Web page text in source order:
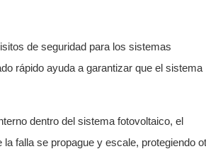
de seguridad para los sistemas
rápido ayuda a garantizar que el sistema
dentro del sistema fotovoltaico, el
falla se propague y escale, protegiendo